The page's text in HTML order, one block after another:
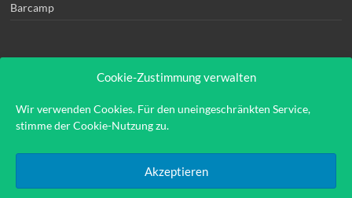
Cookie-Zustimmung verwalten
Wir verwenden Cookies. Für den uneingeschränkten Service,
stimme der Cookie-Nutzung zu.
Akzeptieren
Barcamp
Kontakt
Impressum